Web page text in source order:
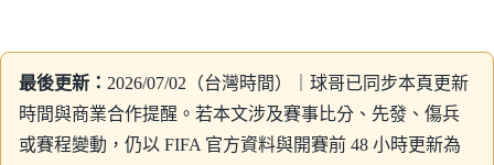
最後更新： 2026/07/02（台灣時間）｜球哥已同步本頁更新
時間與商業合作提醒。若本文涉及賽事比分、先發、傷兵
或賽程變動，仍以 FIFA 官方資料與開賽前 48 小時更新為